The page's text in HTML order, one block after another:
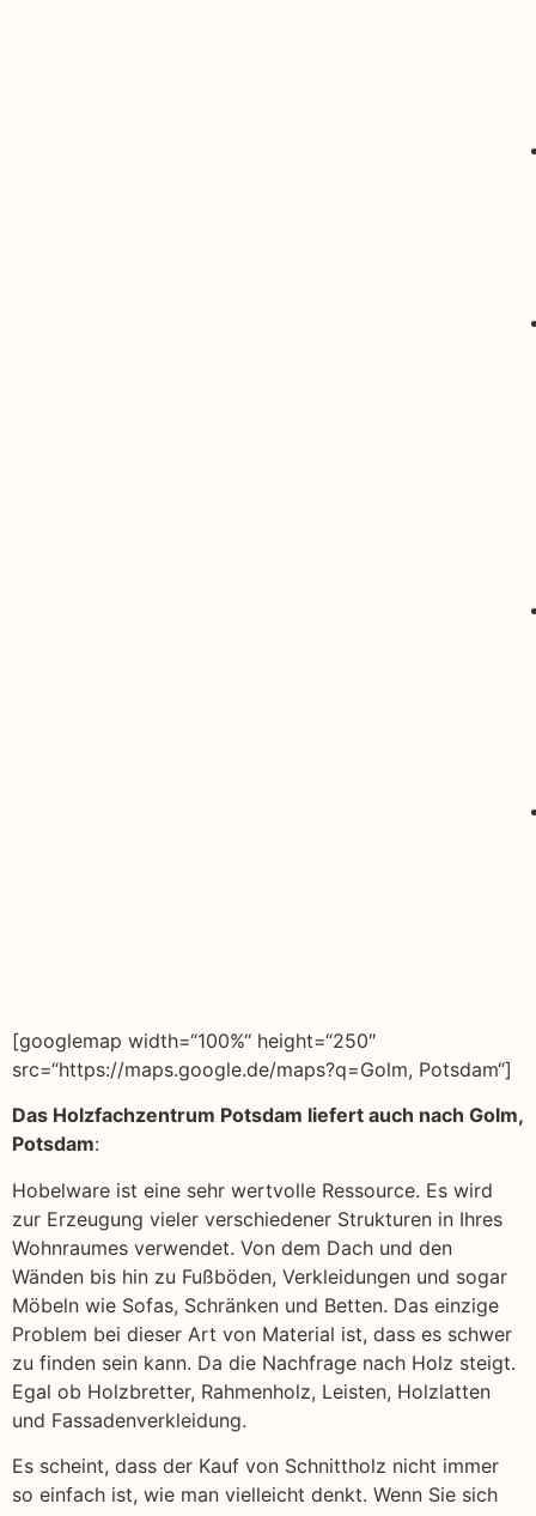
[googlemap width=“100%“ height=“250″
src=“https://maps.google.de/maps?q=Golm, Potsdam“]
Das Holzfachzentrum Potsdam liefert auch nach Golm,
Potsdam:
Hobelware ist eine sehr wertvolle Ressource. Es wird
zur Erzeugung vieler verschiedener Strukturen in Ihres
Wohnraumes verwendet. Von dem Dach und den
Wänden bis hin zu Fußböden, Verkleidungen und sogar
Möbeln wie Sofas, Schränken und Betten. Das einzige
Problem bei dieser Art von Material ist, dass es schwer
zu finden sein kann. Da die Nachfrage nach Holz steigt.
Egal ob Holzbretter, Rahmenholz, Leisten, Holzlatten
und Fassadenverkleidung.
Es scheint, dass der Kauf von Schnittholz nicht immer
so einfach ist, wie man vielleicht denkt. Wenn Sie sich